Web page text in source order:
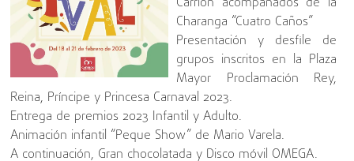
Charanga “Cuatro Caños”
Presentación y desfile de
grupos inscritos en la Plaza
Mayor Proclamación Rey,
Reina, Príncipe y Princesa Carnaval 2023.
Entrega de premios 2023 Infantil y Adulto.
Animación infantil “Peque Show” de Mario Varela.
A continuación, Gran chocolatada y Disco móvil OMEGA.